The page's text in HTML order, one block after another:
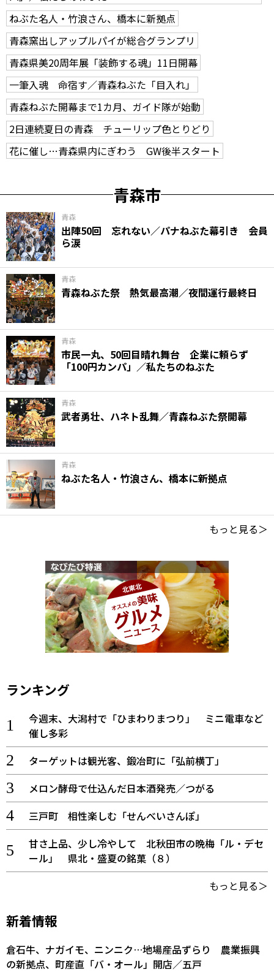
ねぶた名人・竹浪さん、橋本に新拠点
青森窯出しアップルパイが総合グランプリ
青森県美20周年展「装飾する魂」11日開幕
一筆入魂 命宿す／青森ねぶた「目入れ」
青森ねぶた開幕まで1カ月、ガイド隊が始動
2日連続夏日の青森 チューリップ色とりどり
花に催し…青森県内にぎわう GW後半スタート
青森市
青森
出陣50回 忘れない／パナねぶた幕引き 会員
ら涙
青森
青森ねぶた祭 熱気最高潮／夜間運行最終日
青森
市民一丸、50回目晴れ舞台 企業に頼らず
「100円カンパ」／私たちのねぶた
青森
武者勇壮、ハネト乱舞／青森ねぶた祭開幕
青森
ねぶた名人・竹浪さん、橋本に新拠点
もっと見る＞
ランキング
今週末、大潟村で「ひまわりまつり」 ミニ電車など
催し多彩
ターゲットは観光客、鍛冶町に「弘前横丁」
メロン酵母で仕込んだ日本酒発売／つがる
三戸町 相性楽しむ「せんべいさんぽ」
甘さ上品、少し冷やして 北秋田市の晩梅「ル・デセ
ール」 県北・盛夏の銘菓（８）
もっと見る＞
新着情報
倉石牛、ナガイモ、ニンニク…地場産品ずらり 農業振興
の新拠点、町産直「バ・オール」開店／五戸